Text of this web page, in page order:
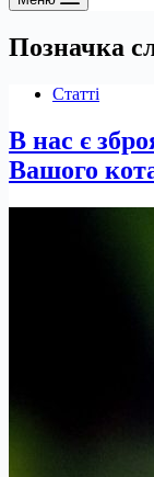
Позначка
Статті
В нас є
Вашого